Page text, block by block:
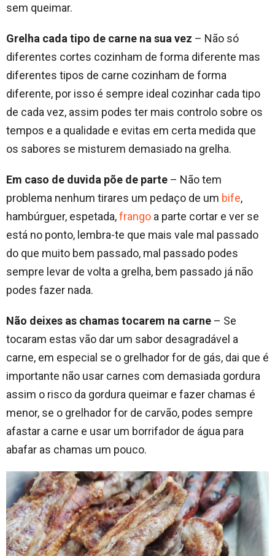
sem queimar.
Grelha cada tipo de carne na sua vez – Não só
diferentes cortes cozinham de forma diferente mas
diferentes tipos de carne cozinham de forma
diferente, por isso é sempre ideal cozinhar cada tipo
de cada vez, assim podes ter mais controlo sobre os
tempos e a qualidade e evitas em certa medida que
os sabores se misturem demasiado na grelha.
Em caso de duvida põe de parte – Não tem
problema nenhum tirares um pedaço de um bife,
hambúrguer, espetada,frango a parte cortar e ver se
está no ponto, lembra-te que mais vale mal passado
do que muito bem passado, mal passado podes
sempre levar de volta a grelha, bem passado já não
podes fazer nada.
Não deixes as chamas tocarem na carne – Se
tocaram estas vão dar um sabor desagradável a
carne, em especial se o grelhador for de gás, dai que é
importante não usar carnes com demasiada gordura
assim o risco da gordura queimar e fazer chamas é
menor, se o grelhador for de carvão, podes sempre
afastar a carne e usar um borrifador de água para
abafar as chamas um pouco.